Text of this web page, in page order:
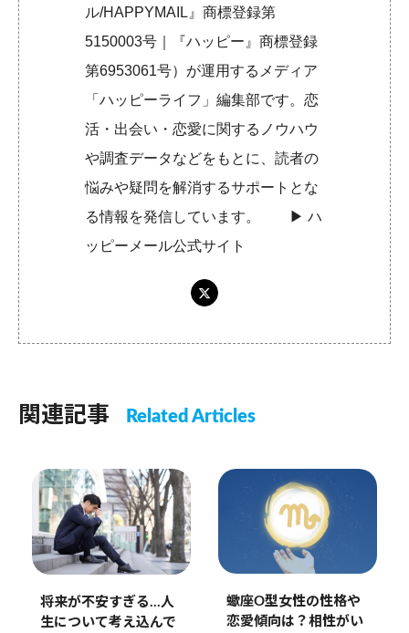
ル/HAPPYMAIL』商標登録第
5150003号｜『ハッピー』商標登録
第6953061号）が運用するメディア
「ハッピーライフ」編集部です。恋
活・出会い・恋愛に関するノウハウ
や調査データなどをもとに、読者の
悩みや疑問を解消するサポートとな
る情報を発信しています。 ▶︎ハ
ッピーメール公式サイト
関連記事 Related Articles
将来が不安すぎる…人
生について考え込んで
蠍座O型女性の性格や
恋愛傾向は？相性がい